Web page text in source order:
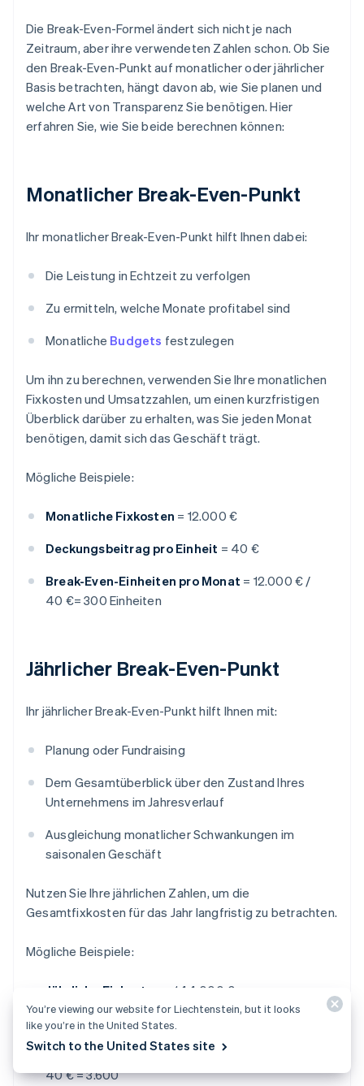
Die Break-Even-Formel ändert sich nicht je nach
Zeitraum, aber ihre verwendeten Zahlen schon. Ob Sie
den Break-Even-Punkt auf monatlicher oder jährlicher
Basis betrachten, hängt davon ab, wie Sie planen und
welche Art von Transparenz Sie benötigen. Hier
erfahren Sie, wie Sie beide berechnen können:
Monatlicher Break-Even-Punkt
Ihr monatlicher Break-Even-Punkt hilft Ihnen dabei:
Die Leistung in Echtzeit zu verfolgen
Zu ermitteln, welche Monate profitabel sind
Monatliche Budgets festzulegen
Um ihn zu berechnen, verwenden Sie Ihre monatlichen
Fixkosten und Umsatzzahlen, um einen kurzfristigen
Überblick darüber zu erhalten, was Sie jeden Monat
benötigen, damit sich das Geschäft trägt.
Mögliche Beispiele:
Monatliche Fixkosten = 12.000 €
Deckungsbeitrag pro Einheit = 40 €
Break-Even-Einheiten pro Monat = 12.000 € /
40 €= 300 Einheiten
Jährlicher Break-Even-Punkt
Ihr jährlicher Break-Even-Punkt hilft Ihnen mit:
Planung oder Fundraising
Dem Gesamtüberblick über den Zustand Ihres
Unternehmens im Jahresverlauf
Ausgleichung monatlicher Schwankungen im
saisonalen Geschäft
Nutzen Sie Ihre jährlichen Zahlen, um die
Gesamtfixkosten für das Jahr langfristig zu betrachten.
Mögliche Beispiele:
Jährliche Fixkosten
= 144.000 €
Deckungsbeitrag pro Einheit
Break-Even-Einheiten pro Jahr
40 € = 3.600
You’re viewing our website for Liechtenstein, but it looks
like you’re in the United States.
Switch to the United States site